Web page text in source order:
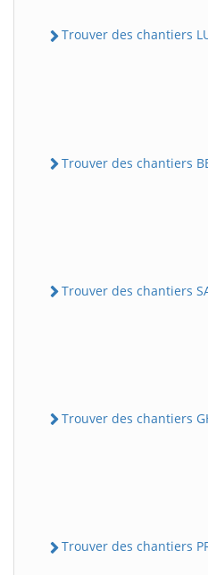
Trouver des chantiers
Trouver des chantiers
Trouver des chantiers
Trouver des chantiers
Trouver des chantiers